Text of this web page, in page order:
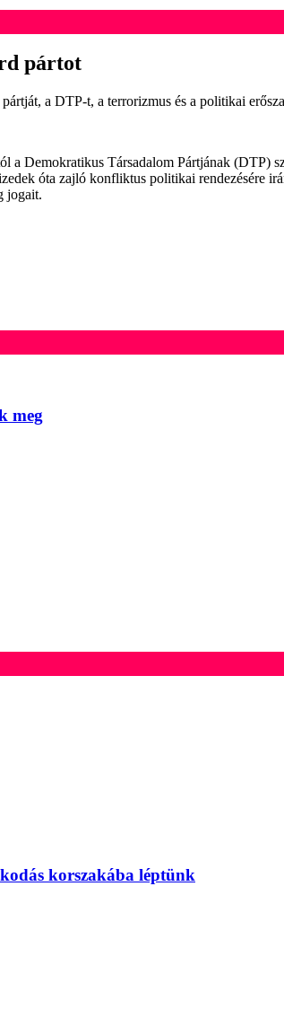
pártot
a DTP-t, a terrorizmus és a politikai
a Demokratikus Társadalom Pártjának (DTP)
óta zajló konfliktus politikai rendezésére
jogait.
meg
korszakába léptünk